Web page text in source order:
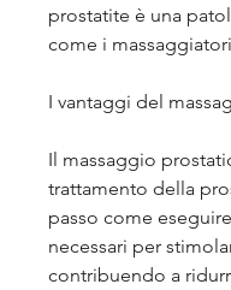
prostatite è una
come i
I vantaggi del
Il massaggio
trattamento della
passo come
necessari per
contribuendo a